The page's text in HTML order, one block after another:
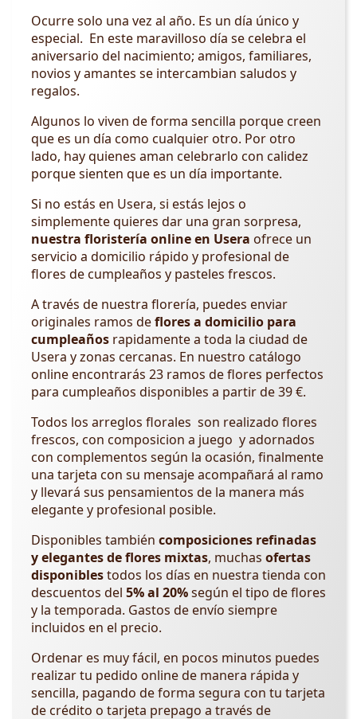
Ocurre solo una vez al año. Es un día único y
especial. En este maravilloso día se celebra el
aniversario del nacimiento; amigos, familiares,
novios y amantes se intercambian saludos y
regalos.
Algunos lo viven de forma sencilla porque creen
que es un día como cualquier otro. Por otro
lado, hay quienes aman celebrarlo con calidez
porque sienten que es un día importante.
Si no estás en Usera, si estás lejos o
simplemente quieres dar una gran sorpresa,
nuestra floristería online en Usera ofrece un
servicio a domicilio rápido y profesional de
flores de cumpleaños y pasteles frescos.
A través de nuestra florería, puedes enviar
originales ramos deflores a domicilio para
cumpleaños rapidamente a toda la ciudad de
Usera y zonas cercanas. En nuestro catálogo
online encontrarás 23 ramos de flores perfectos
para cumpleaños disponibles a partir de 39 €.
Todos los arreglos florales son realizado flores
frescos, con composicion a juego y adornados
con complementos según la ocasión, finalmente
una tarjeta con su mensaje acompañará al ramo
y llevará sus pensamientos de la manera más
elegante y profesional posible.
Disponibles también composiciones refinadas
y elegantes de flores mixtas, muchas ofertas
disponiblestodos los días en nuestra tienda con
descuentos del 5% al ​​20%según el tipo de flores
y la temporada. Gastos de envío siempre
incluidos en el precio.
Ordenar es muy fácil, en pocos minutos puedes
realizar tu pedido online de manera rápida y
sencilla, pagando de forma segura con tu tarjeta
de crédito o tarjeta prepago a través de